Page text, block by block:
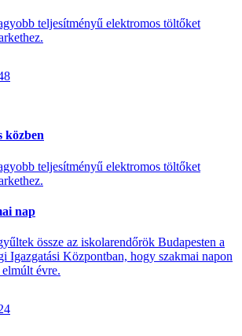
teljesítményű elektromos töltőket
közben
teljesítményű elektromos töltőket
nap
össze az iskolarendőrök Budapesten a
Igazgatási Központban, hogy szakmai napon
évre.